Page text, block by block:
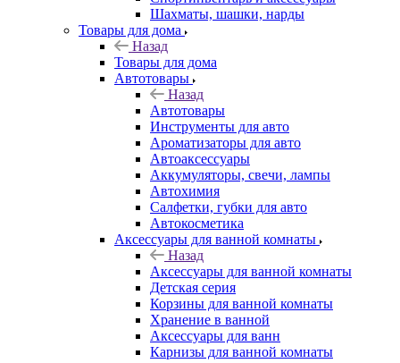
Шахматы, шашки, нарды
Товары для дома
Назад
Товары для дома
Автотовары
Назад
Автотовары
Инструменты для авто
Ароматизаторы для авто
Автоаксессуары
Аккумуляторы, свечи, лампы
Автохимия
Салфетки, губки для авто
Автокосметика
Аксессуары для ванной комнаты
Назад
Аксессуары для ванной комнаты
Детская серия
Корзины для ванной комнаты
Хранение в ванной
Аксессуары для ванн
Карнизы для ванной комнаты